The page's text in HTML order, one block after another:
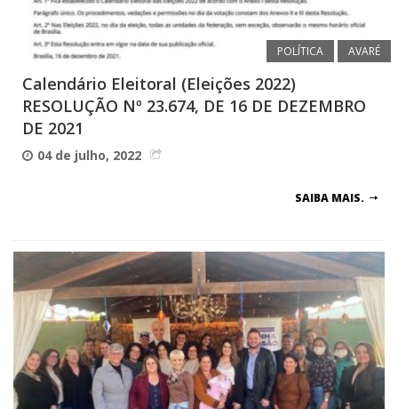
POLÍTICA AVARÉ
Calendário Eleitoral (Eleições 2022)
RESOLUÇÃO Nº 23.674, DE 16 DE DEZEMBRO
DE 2021
04 de julho, 2022
SAIBA MAIS.